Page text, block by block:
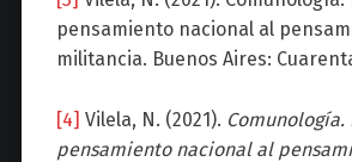
pensamiento nacional al
militancia. Buenos Aires:
[4] Vilela, N. (2021). Comunología.
pensamiento nacional al